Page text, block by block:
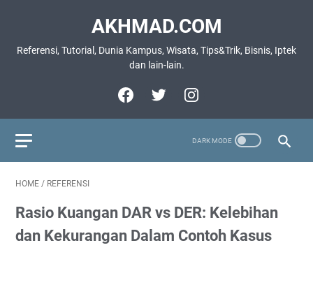
AKHMAD.COM
Referensi, Tutorial, Dunia Kampus, Wisata, Tips&Trik, Bisnis, Iptek
dan lain-lain.
HOME / REFERENSI
Rasio Kuangan DAR vs DER: Kelebihan
dan Kekurangan Dalam Contoh Kasus